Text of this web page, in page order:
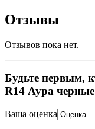
Отзывы
Отзывов пока нет.
Будьте первым,
R14 Аура
Ваша оценка